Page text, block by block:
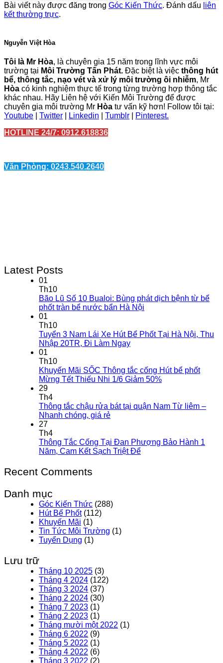
Bài viết này được đăng trong Góc Kiến Thức. Đánh dấu liên
kết thường trực.
Nguyễn Việt Hòa
Tôi là Mr Hòa, là chuyên gia 15 năm trong lĩnh vực môi
trường tại Môi Trường Tấn Phát. Đặc biệt là việc thông hút
bể, thông tắc, nạo vét và xử lý môi trường ôi nhiễm, Mr
Hòa có kinh nghiệm thực tế trong từng trường hợp thông tắc
khác nhau. Hãy Liên hệ với Kiến Môi Trường để được
chuyên gia môi trường Mr Hòa tư vấn kỹ hơn! Follow tôi tại:
Youtube
Twitter Linkedin Tumblr
Pinterest.
HOTLINE 24/7: 0912.618836
Văn Phòng: 0243.540.2640
Latest Posts
01
Th10
Bão Lũ Số 10 Bualoi: Bùng phát dịch bệnh từ bể
phốt tràn bể nước bẩn Hà Nội
01
Th10
Tuyển 3 Nam Lái Xe Hút Bể Phốt Tại Hà Nội, Thu
Nhập 20TR, Đi Làm Ngay
01
Th10
Khuyến Mãi SỐC Thông tắc cống Hút bể phốt
Mừng Tết Thiếu Nhi 1/6 Giảm 50%
29
Th4
Thông tắc chậu rửa bát tại quận Nam Từ liêm –
Nhanh chóng, giá rẻ
27
Th4
Thông Tắc Cống Tại Đan Phượng Bảo Hành 1
Năm, Cam Kết Sạch Triệt Để
Recent Comments
Danh mục
Góc Kiến Thức (288)
Hút Bể Phốt(112)
Khuyến Mãi (1)
Tin Tức Môi Trường (1)
Tuyển Dụng (1)
Lưu trữ
Tháng 10 2025 (3)
Tháng 4 2024 (122)
Tháng 3 2024 (37)
Tháng 2 2024 (30)
Tháng 7 2023 (1)
Tháng 2 2023 (1)
Tháng mười một 2022 (1)
Tháng 6 2022 (9)
Tháng 5 2022 (1)
Tháng 4 2022 (6)
Tháng 3 2022 (2)